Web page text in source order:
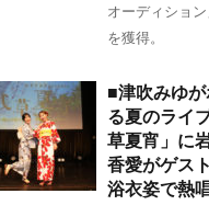
オーディショ
を獲得。
■津吹みゆ
る夏のライ
草夏宵」に
香愛がゲス
浴衣姿で熱唱